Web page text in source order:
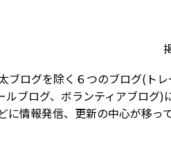
ログを除く６つのブログ(ト
ブログ、ボランティアブログ)
情報発信、更新の中⼼が移っ